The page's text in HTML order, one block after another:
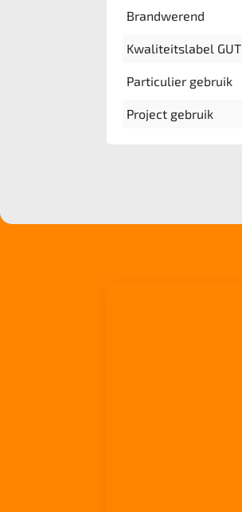
Brandwerend
Kwaliteitslabel GUT
Particulier gebruik
Project gebruik